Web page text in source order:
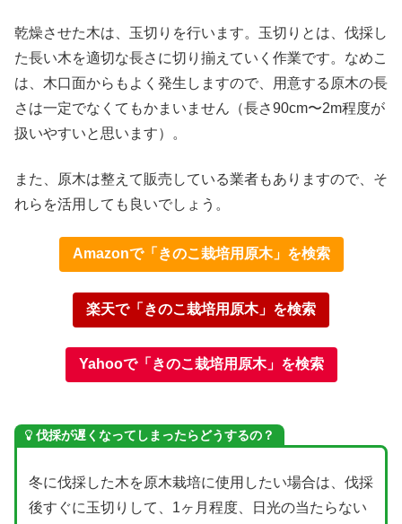
乾燥させた木は、玉切りを行います。玉切りとは、伐採し
た長い木を適切な長さに切り揃えていく作業です。なめこ
は、木口面からもよく発生しますので、用意する原木の長
さは一定でなくてもかまいません（長さ90cm〜2m程度が
扱いやすいと思います）。
また、原木は整えて販売している業者もありますので、そ
れらを活用しても良いでしょう。
Amazonで「きのこ栽培用原木」を検索
楽天で「きのこ栽培用原木」を検索
Yahooで「きのこ栽培用原木」を検索
伐採が遅くなってしまったらどうするの？
冬に伐採した木を原木栽培に使用したい場合は、伐採
後すぐに玉切りして、1ヶ月程度、日光の当たらない